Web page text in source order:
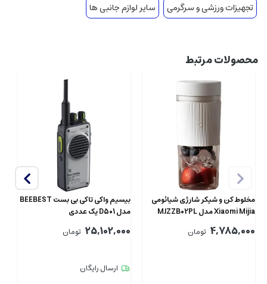
تجهیزات ورزشی و سرگرمی
سایر لوازم جانبی ها
محصولات مرتبط
مخلوط کن و شیکر شارژی شیائومی
Xiaomi Mijia مدل MJZZB02PL
4,785,000 تومان
بیسیم واکی تاکی بی بست BEEBEST
مدل D501 یک عددی
25,102,000 تومان
ارسال رایگان